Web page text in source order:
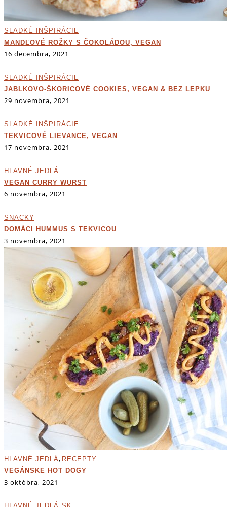
SLADKÉ INŠPIRÁCIE
MANDĽOVÉ ROŽKY S ČOKOLÁDOU, VEGAN
16 decembra, 2021
SLADKÉ INŠPIRÁCIE
JABLKOVO-ŠKORICOVÉ COOKIES, VEGAN & BEZ LEPKU
29 novembra, 2021
SLADKÉ INŠPIRÁCIE
TEKVICOVÉ LIEVANCE, VEGAN
17 novembra, 2021
HLAVNÉ JEDLÁ
VEGAN CURRY WURST
6 novembra, 2021
SNACKY
DOMÁCI HUMMUS S TEKVICOU
3 novembra, 2021
HLAVNÉ JEDLÁ, RECEPTY
VEGÁNSKE HOT DOGY
3 októbra, 2021